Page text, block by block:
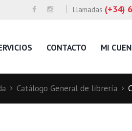
Llamadas (+34)
CONTACTO MI
Catálogo General de librería